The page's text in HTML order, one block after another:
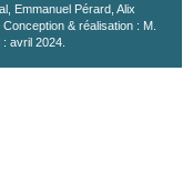
Emmanuel Pérard, Alix
& réalisation : M.
avril 2024.